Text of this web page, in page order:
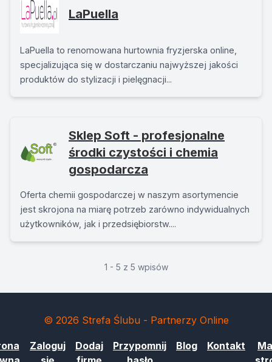
LaPuella
LaPuella to renomowana hurtownia fryzjerska online,
specjalizująca się w dostarczaniu najwyższej jakości
produktów do stylizacji i pielęgnacji...
Sklep Soft - profesjonalne
środki czystości i chemia
gospodarcza
Oferta chemii gospodarczej w naszym asortymencie
jest skrojona na miarę potrzeb zarówno indywidualnych
użytkowników, jak i przedsiębiorstw....
1 - 5 z 5 wpisów
© 2026 Strefa Ślubu - Partnerzy Online
Zaloguj
Dodaj
Przypomnij
Blog Kontakt